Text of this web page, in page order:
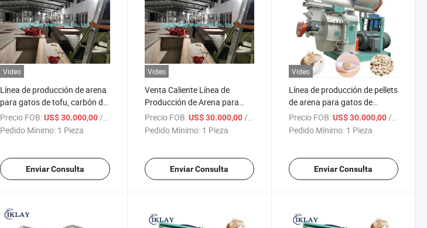
Vídeo
Línea de producción de arena
para gatos de tofu, carbón de
bambú, madera de pino y
soja, máquina de
Precio FOB: US$ 30.000,00 / Pieza
Pedido Mínimo: 1 Pieza
Enviar Consulta
Vídeo
Venta Caliente Línea de
Producción de Arena para
Gatos de Tofu Automática
Completa 2-3t/H
Precio FOB: US$ 30.000,00 / Pieza
Pedido Mínimo: 1 Pieza
Enviar Consulta
Vídeo
Línea de producción de pellets
de arena para gatos de
bentonita de carbón de alta
calidad, proveedor de
Precio FOB: US$ 30.000,00 / Pieza
Pedido Mínimo: 1 Pieza
Enviar Consulta